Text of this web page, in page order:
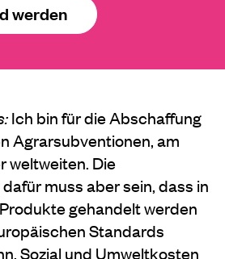
werden
Ich bin für die Abschaffung
Agrarsubventionen, am
weltweiten. Die
muss aber sein, dass in
gehan­delt werden
Standards
Sozial­ und Umweltkosten